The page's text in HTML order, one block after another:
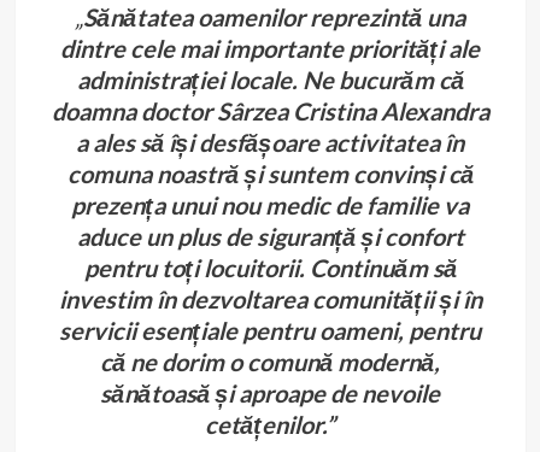
„Sănătatea oamenilor reprezintă una
dintre cele mai importante priorități ale
administrației locale. Ne bucurăm că
doamna doctor Sârzea Cristina Alexandra
a ales să își desfășoare activitatea în
comuna noastră și suntem convinși că
prezența unui nou medic de familie va
aduce un plus de siguranță și confort
pentru toți locuitorii. Continuăm să
investim în dezvoltarea comunității și în
servicii esențiale pentru oameni, pentru
că ne dorim o comună modernă,
sănătoasă și aproape de nevoile
cetățenilor.”